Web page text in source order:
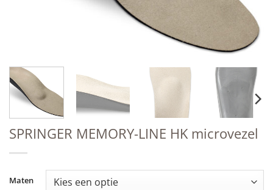
SPRINGER MEMORY-LINE HK microvezel
Maten